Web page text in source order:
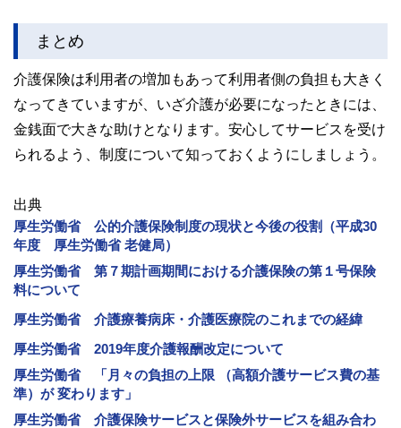
まとめ
介護保険は利用者の増加もあって利用者側の負担も大きく
なってきていますが、いざ介護が必要になったときには、
金銭面で大きな助けとなります。安心してサービスを受け
られるよう、制度について知っておくようにしましょう。
出典
厚生労働省 公的介護保険制度の現状と今後の役割（平成30
年度 厚生労働省 老健局）
厚生労働省 第７期計画期間における介護保険の第１号保険
料について
厚生労働省 介護療養病床・介護医療院のこれまでの経緯
厚生労働省 2019年度介護報酬改定について
厚生労働省 「月々の負担の上限 （高額介護サービス費の基
準）が 変わります」
厚生労働省 介護保険サービスと保険外サービスを組み合わ